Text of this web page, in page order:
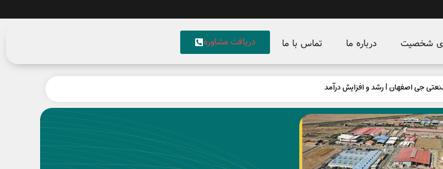
دریافت مشاوره شخصیت درباره ما تماس با ما
جی اصفهان | رشد و افزایش درآمد